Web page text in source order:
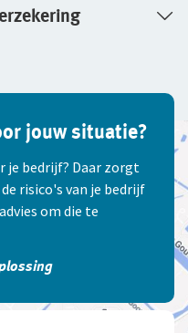
jouw situatie?
je bedrijf? Daar zorgt
risico's van je bedrijf
om die te